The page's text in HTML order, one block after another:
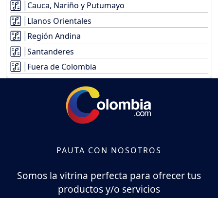
Cauca, Nariño y Putumayo
Llanos Orientales
Región Andina
Santanderes
Fuera de Colombia
PAUTA CON NOSOTROS
Somos la vitrina perfecta para ofrecer tus
productos y/o servicios